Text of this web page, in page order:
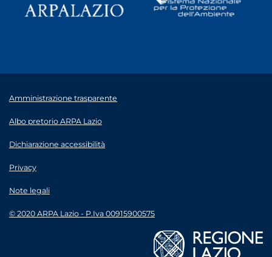
Amministrazione trasparente
Albo pretorio ARPA Lazio
Dichiarazione accessibilità
Privacy
Note legali
© 2020 ARPA Lazio - P.Iva 00915900575